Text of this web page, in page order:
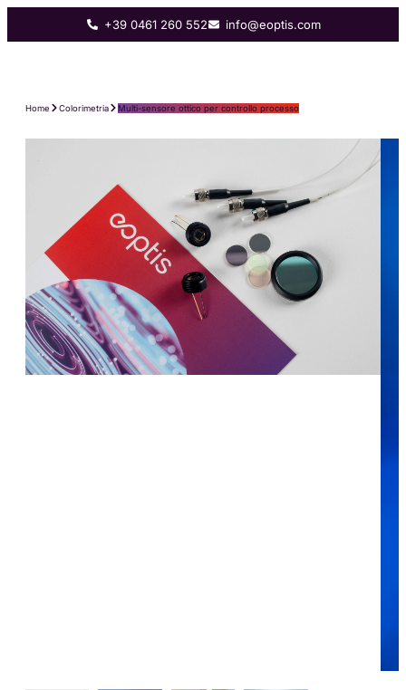
+39 0461 260 552 info@eoptis.com
Home Colorimetria Multi-sensore ottico per controllo processo